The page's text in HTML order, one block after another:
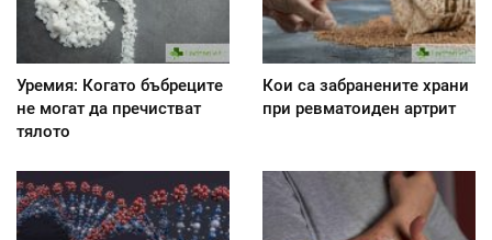
Уремия: Когато бъбреците
не могат да пречистват
тялото
Кои са забранените храни
при ревматоиден артрит